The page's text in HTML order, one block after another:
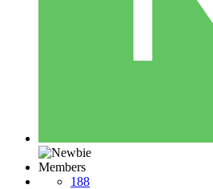
Members
188